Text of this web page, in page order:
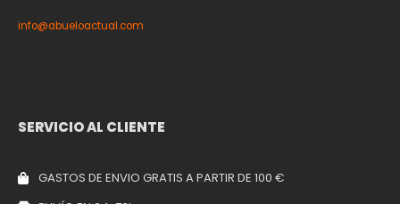
info@abueloactual.com
SERVICIO AL CLIENTE
GASTOS DE ENVIO GRATIS A PARTIR DE 100 €